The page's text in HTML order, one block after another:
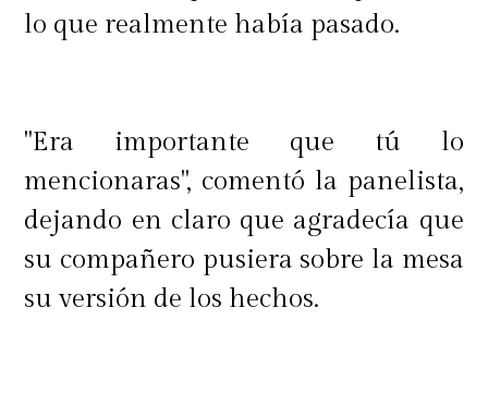
lo que realmente había pasado.
"Era importante que tú lo
mencionaras", comentó la panelista,
dejando en claro que agradecía que
su compañero pusiera sobre la mesa
su versión de los hechos.